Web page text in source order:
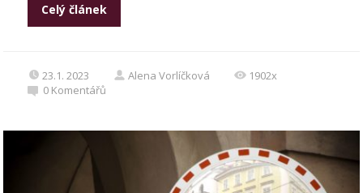
Celý článek
23.1. 2023 Alena Vorlíčková
1902x
0 Komentářů